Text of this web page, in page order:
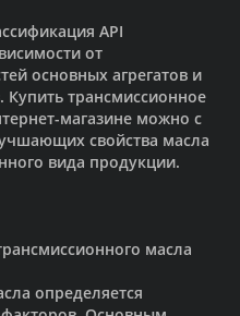
API
от
основных агрегатов и
трансмиссионное
магазине можно с
свойства масла
вида продукции.
масла
определяется